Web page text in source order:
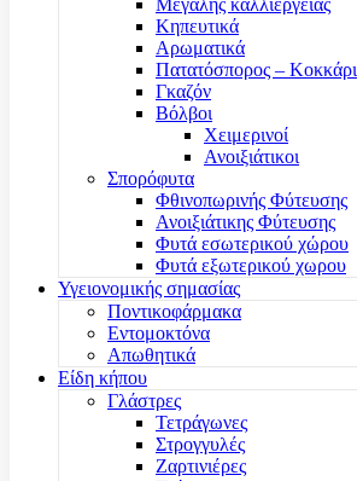
Κηπευτικά
Αρωματικά
Πατατόσπορος – Κοκκάρι
Γκαζόν
Βόλβοι
Χειμερινοί
Ανοιξιάτικοι
Σπορόφυτα
Φθινοπωρινής Φύτευσης
Ανοιξιάτικης Φύτευσης
Φυτά εσωτερικού χώρου
Φυτά εξωτερικού χωρου
Υγειονομικής σημασίας
Ποντικοφάρμακα
Εντομοκτόνα
Απωθητικά
Είδη κήπου
Γλάστρες
Τετράγωνες
Στρογγυλές
Ζαρτινιέρες